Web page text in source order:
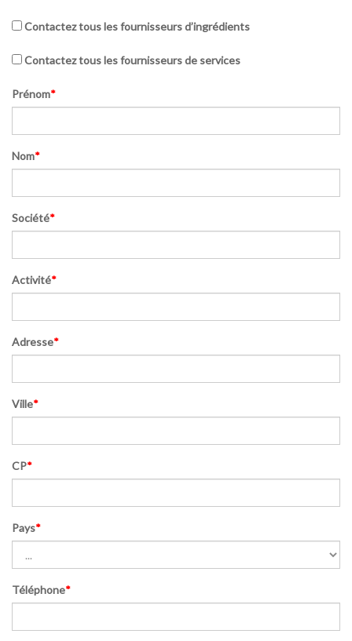
Contactez tous les fournisseurs d’ingrédients
Contactez tous les fournisseurs de services
Prénom*
Nom*
Société*
Activité*
Adresse*
Ville*
CP*
Pays*
Téléphone*